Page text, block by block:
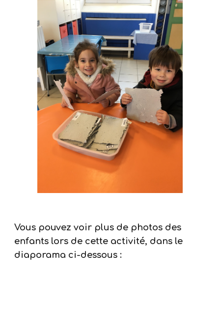
Vous pouvez voir plus de photos des
enfants lors de cette activité, dans le
diaporama ci-dessous :